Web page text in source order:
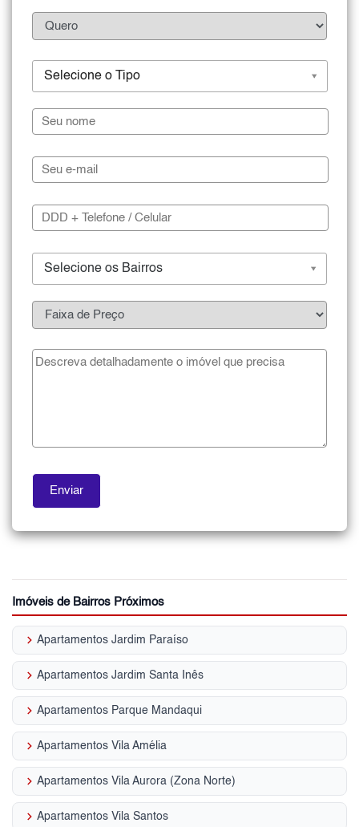
Selecione o Tipo
Selecione os Bairros
Imóveis de Bairros Próximos
keyboard_arrow_right Apartamentos Jardim Paraíso
keyboard_arrow_right Apartamentos Jardim Santa Inês
keyboard_arrow_right Apartamentos Parque Mandaqui
keyboard_arrow_right Apartamentos Vila Amélia
keyboard_arrow_right Apartamentos Vila Aurora (Zona Norte)
keyboard_arrow_right Apartamentos Vila Santos